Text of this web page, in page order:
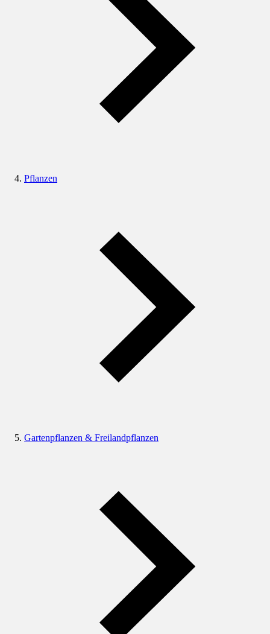
Pflanzen
Gartenpflanzen & Freilandpflanzen